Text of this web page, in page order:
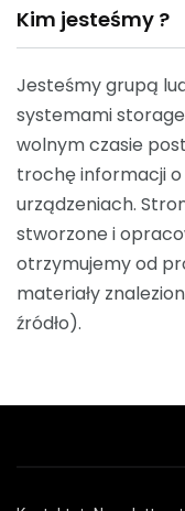
Kim jesteśmy ?
Jesteśmy grupą
systemami
wolnym czasie
trochę informacji
urządzeniach.
stworzone i
otrzymujemy od
materiały
źródło).